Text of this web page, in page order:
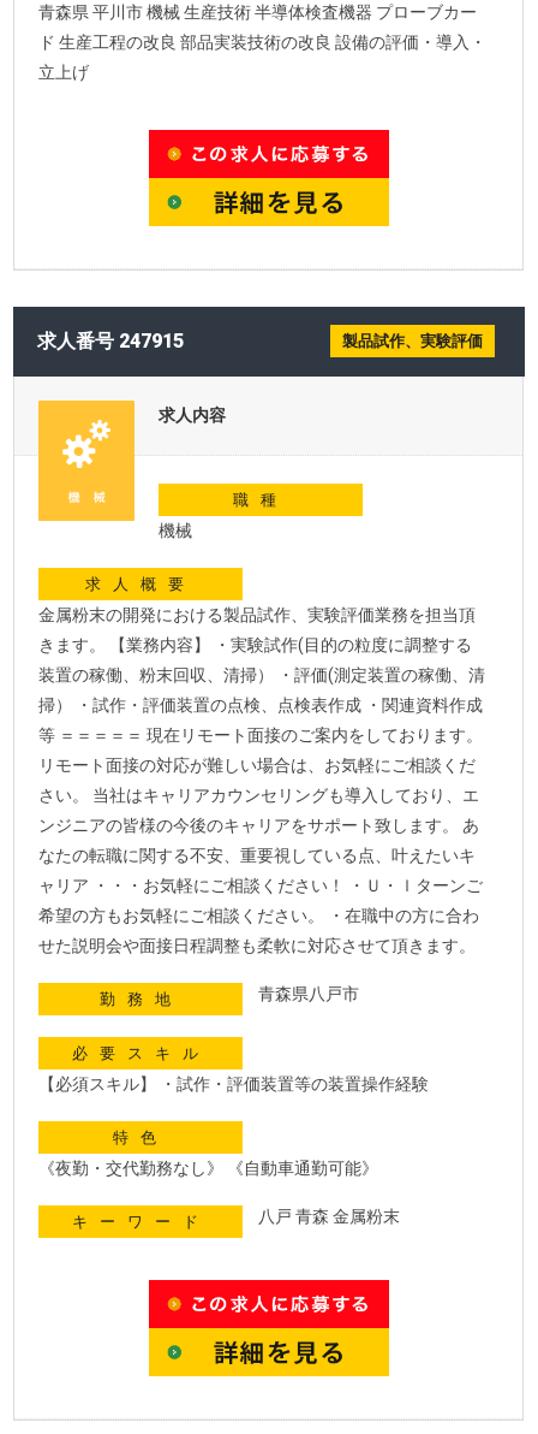
青森県 平川市 機械 生産技術 半導体検査機器 プローブカー
ド 生産工程の改良 部品実装技術の改良 設備の評価・導入・
立上げ
求人番号 247915 製品試作、実験評価
求人内容
職種
機械
求人概要
金属粉末の開発における製品試作、実験評価業務を担当頂
きます。 【業務内容】 ・実験試作(目的の粒度に調整する
装置の稼働、粉末回収、清掃） ・評価(測定装置の稼働、清
掃） ・試作・評価装置の点検、点検表作成 ・関連資料作成
等 ＝＝＝＝＝ 現在リモート面接のご案内をしております。
リモート面接の対応が難しい場合は、お気軽にご相談くだ
さい。 当社はキャリアカウンセリングも導入しており、エ
ンジニアの皆様の今後のキャリアをサポート致します。 あ
なたの転職に関する不安、重要視している点、叶えたいキ
ャリア ・・・お気軽にご相談ください！ ・Ｕ・ｌターンご
希望の方もお気軽にご相談ください。 ・在職中の方に合わ
せた説明会や面接日程調整も柔軟に対応させて頂きます。
勤務地 青森県八戸市
必要スキル
【必須スキル】 ・試作・評価装置等の装置操作経験
特色
《夜勤・交代勤務なし》 《自動車通勤可能》
キーワード 八戸 青森 金属粉末